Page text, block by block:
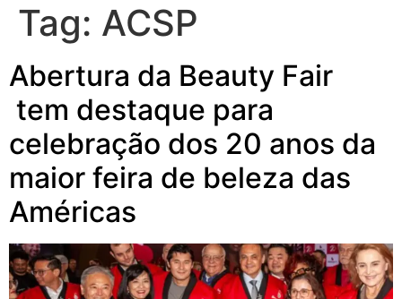
Tag: ACSP
Abertura da Beauty Fair
tem destaque para
celebração dos 20 anos da
maior feira de beleza das
Américas